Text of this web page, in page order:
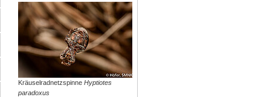
KräuselradnetzspinneHyptiotes
paradoxus